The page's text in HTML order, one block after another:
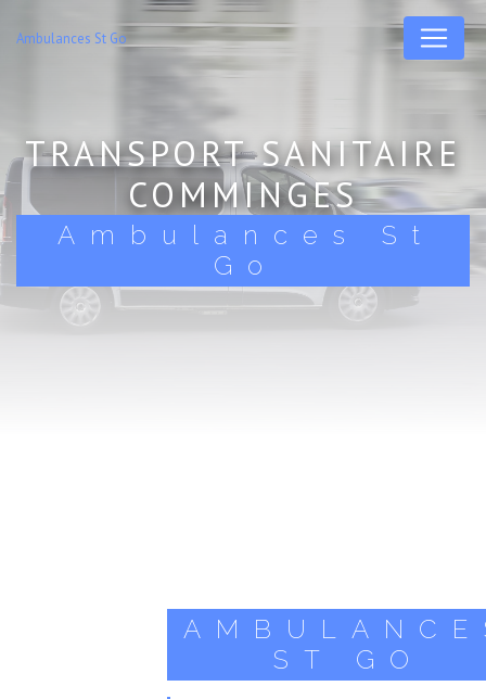
Ambulances St Go
TRANSPORT SANITAIRE
COMMINGES
Ambulances St
Go
ST GO
Panneau de gestion des cookies